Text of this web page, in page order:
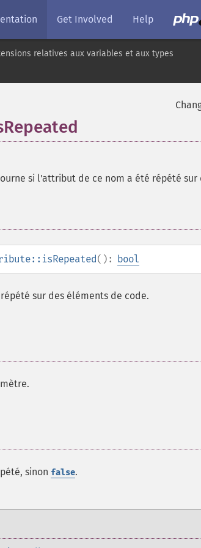
Get Involved Help
relatives aux variables et aux types
si l'attribut de ce nom a été répété sur
(): bool
sur des éléments de code.
sinon false.